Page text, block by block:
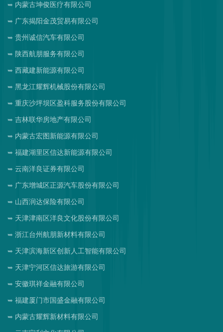
内蒙古坤俊医疗有限公司
广东揭阳金茂贸易有限公司
贵州诚信汽车有限公司
陕西航朋服务有限公司
西藏建新能源有限公司
黑龙江耀辉机械股份有限公司
重庆沙坪坝区盈科服务股份有限公司
吉林联华房地产有限公司
内蒙古宏图新能源有限公司
福建湖里区信达新能源有限公司
云南洋良证券有限公司
广东增城区正源汽车股份有限公司
山西润达保险有限公司
天津津南区洋良文化股份有限公司
浙江台州航朋新材料有限公司
天津滨海新区创新人工智能有限公司
天津宁河区信达旅游有限公司
安徽琪祥金融有限公司
福建厦门市国盛金融有限公司
内蒙古耀辉新材料有限公司